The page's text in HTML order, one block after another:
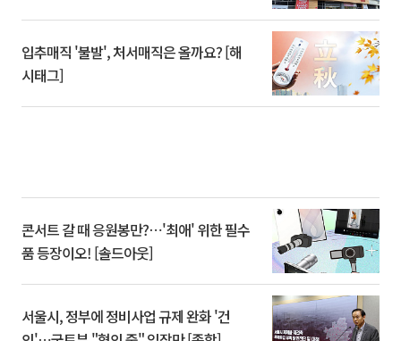
입추매직 '불발', 처서매직은 올까요? [해
시태그]
콘서트 갈 때 응원봉만?⋯'최애' 위한 필수
품 등장이오! [솔드아웃]
서울시, 정부에 정비사업 규제 완화 '건